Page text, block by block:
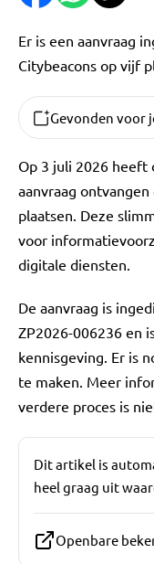
Er is een aanvraag
Citybeacons op vijf
Gevonden voor
Op 3 juli 2026 heeft
aanvraag
plaatsen. Deze
voor
digitale diensten.
De aanvraag is
ZP2026-006236 en
kennisgeving. Er is
te maken. Meer
verdere proces is
Dit artikel is
heel graag uit
Openbare